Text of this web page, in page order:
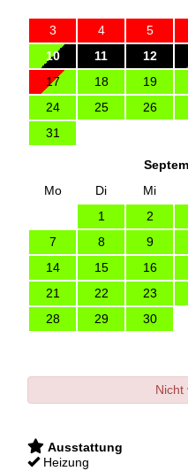
3
4 5
10
11 12
17
18 19
24
25 26
31
Mo
Di Mi
1
2
7
8 9
14
15 16
21
22 23
28
29 30
Nicht
Ausstattung
Heizung